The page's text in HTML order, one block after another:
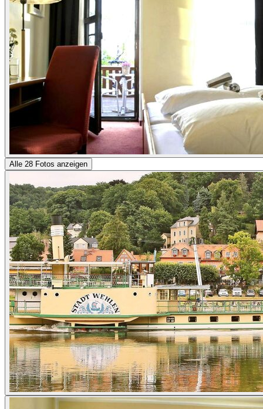
Alle 28 Fotos anzeigen